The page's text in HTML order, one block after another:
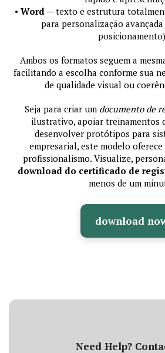
• Word — texto e estrutura
para personalização
posicionamento)
Ambos os formatos seguem a
facilitando a escolha conforme sua
de qualidade visual ou
Seja para criar um documento de
ilustrativo, apoiar treinamentos
desenvolver protótipos para
empresarial, este modelo
profissionalismo. Visualize,
download do certificado de
menos de um
download
Need Help?